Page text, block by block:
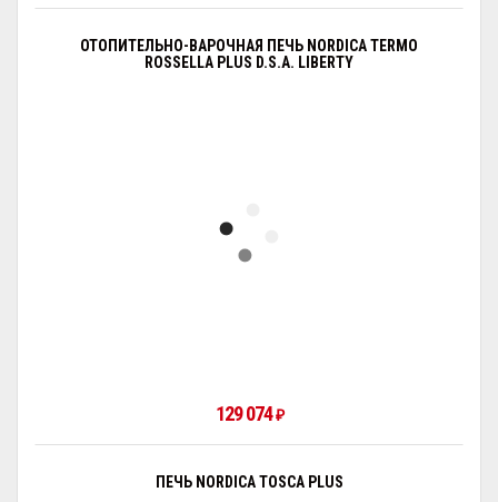
ОТОПИТЕЛЬНО-ВАРОЧНАЯ ПЕЧЬ NORDICA TERMO
ROSSELLA PLUS D.S.A. LIBERTY
129 074₽
ПЕЧЬ NORDICA TOSCA PLUS